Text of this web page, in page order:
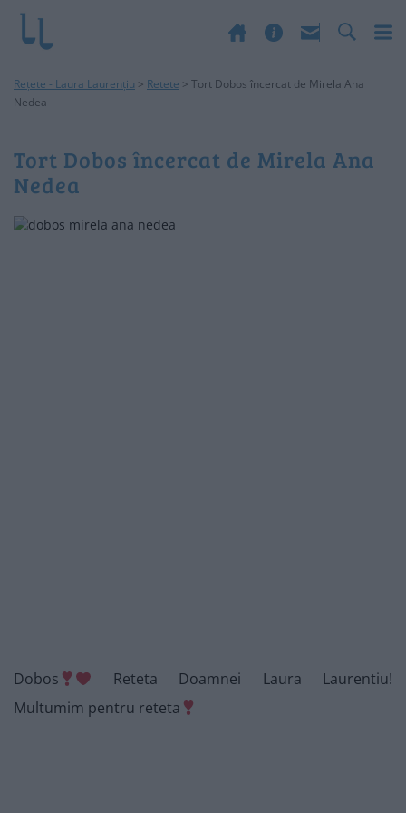
Rețete - Laura Laurențiu > Retete > Tort Dobos încercat de Mirela Ana
Nedea
Tort Dobos încercat de Mirela Ana
Nedea
Dobos
Reteta Doamnei Laura Laurentiu!
Multumim pentru reteta